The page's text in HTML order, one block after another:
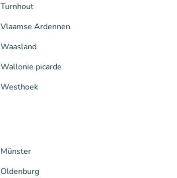
Turnhout
Vlaamse Ardennen
Waasland
Wallonie picarde
Westhoek
Münster
Oldenburg